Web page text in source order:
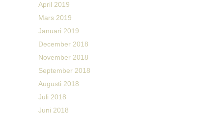
April 2019
Mars 2019
Januari 2019
December 2018
November 2018
September 2018
Augusti 2018
Juli 2018
Juni 2018